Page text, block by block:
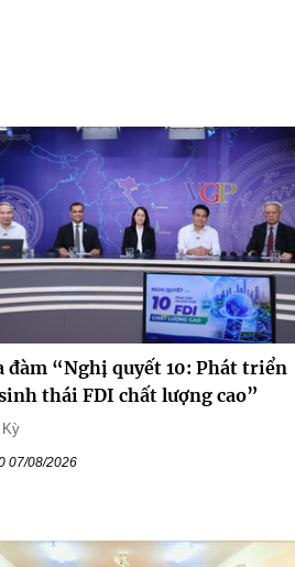
đàm “Nghị quyết 10: Phát triển
thái FDI chất lượng cao”
07/08/2026